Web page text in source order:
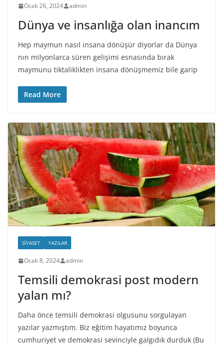
Ocak 26, 2024 admin
Dünya ve insanlığa olan inancım
Hep maymun nasıl insana dönüşür diyorlar da Dünya
nın milyonlarca süren gelişimi esnasında bırak
maymunu tiktaliklikten insana dönüşmemiz bile garip
Read More
SIYASET YAZILAR
Ocak 8, 2024 admin
Temsili demokrasi post modern
yalan mı?
Daha önce temsili demokrasi olgusunu sorgulayan
yazılar yazmıştım. Biz eğitim hayatımız boyunca
cumhuriyet ve demokrasi sevinciyle galgıdık durduk (Bu